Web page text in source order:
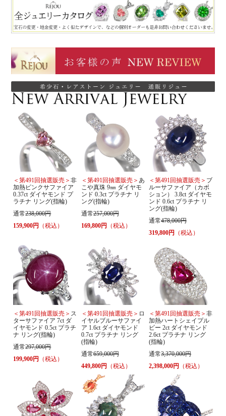
＜第491回抽選販売＞非
加熱ピンクサファイア
0.37ct ダイヤモンド プ
ラチナ リング(指輪)
通常238,000円
159,900円
（税込）
＜第491回抽選販売＞ あ
こや真珠 9㎜ ダイヤモ
ンド 0.3ct プラチナ リ
ング(指輪)
通常257,000円
169,800円
（税込）
＜第491回抽選販売＞ ブ
ルーサファイア（カボ
ション） 3.8ct ダイヤモ
ンド 0.6ct プラチナ リ
ング(指輪)
通常478,000円
319,800円
（税込）
＜第491回抽選販売＞ ス
ターサファイア 7ct ダ
イヤモンド 0.5ct プラチ
ナ リング(指輪)
通常297,000円
199,900円
（税込）
＜第491回抽選販売＞ ロ
イヤルブルーサファイ
ア 1.6ct ダイヤモンド
0.7ct プラチナ リング
(指輪)
通常659,000円
449,800円
（税込）
＜第491回抽選販売＞非
加熱ハートシェイプル
ビー 2ct ダイヤモンド
2.6ct プラチナ リング
(指輪)
通常3,370,000円
2,398,000円
（税込）